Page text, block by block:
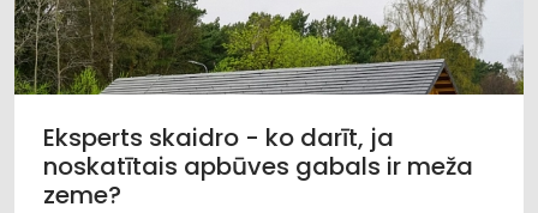
Eksperts skaidro - ko darīt, ja
noskatītais apbūves gabals ir meža
zeme?